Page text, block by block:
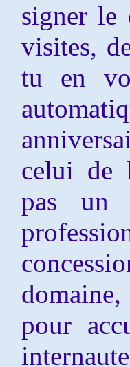
signer le
visites,
tu en
celui de
pas un
pour